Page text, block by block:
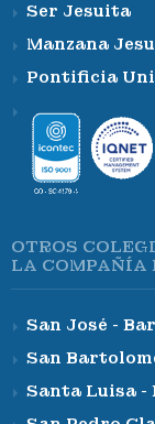
Ser Jesuita
Manzana
Pontificia
OTROS
LA COMPAÑÍA
San José -
San
Santa Luisa -